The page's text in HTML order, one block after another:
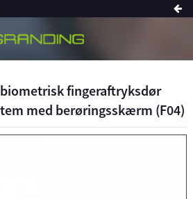
fingeraftryksdør
med berøringsskærm (F04)